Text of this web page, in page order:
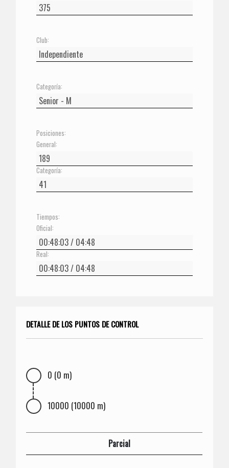
Club:
Categoría:
Posiciones:
General:
Categoría:
Tiempos:
Oficial:
Real:
DETALLE DE LOS PUNTOS DE CONTROL
0 (0 m)
10000 (10000 m)
Parcial